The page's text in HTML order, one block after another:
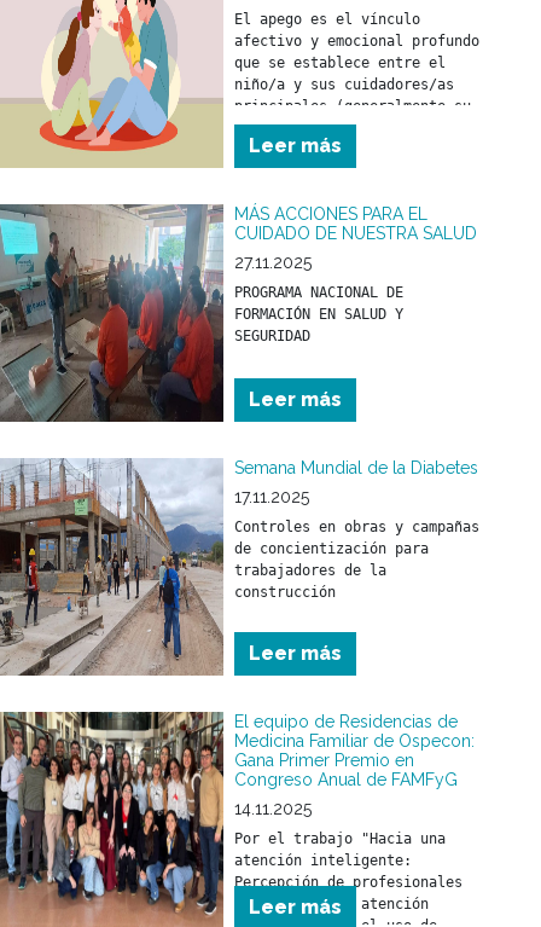
El apego es el vínculo
afectivo y emocional profundo
que se establece entre el
niño/a y sus cuidadores/as
principales (generalmente su
madre y/o padre) desde los
primeros meses de vida.
Leer más
MÁS ACCIONES PARA EL
CUIDADO DE NUESTRA SALUD
27.11.2025
PROGRAMA NACIONAL DE
FORMACIÓN EN SALUD Y
SEGURIDAD
Leer más
Semana Mundial de la Diabetes
17.11.2025
Controles en obras y campañas
de concientización para
trabajadores de la
construcción
Leer más
El equipo de Residencias de
Medicina Familiar de Ospecon:
Gana Primer Premio en
Congreso Anual de FAMFyG
14.11.2025
Por el trabajo "Hacia una
atención inteligente:
Percepción de profesionales
de la salud en atención
Leer más